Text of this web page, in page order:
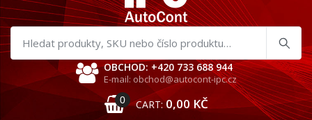
Hledat
produkty
OBCHOD: +420 733 688 944
E-mail: obchod@autocont-ipc.cz
0 CART: 0,00 KČ